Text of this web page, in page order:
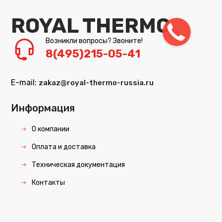
ROYAL THERMO
Возникли вопросы? Звоните!
8(495)215-05-41
E-mail: zakaz@royal-thermo-russia.ru
Информация
О компании
Оплата и доставка
Техническая документация
Контакты